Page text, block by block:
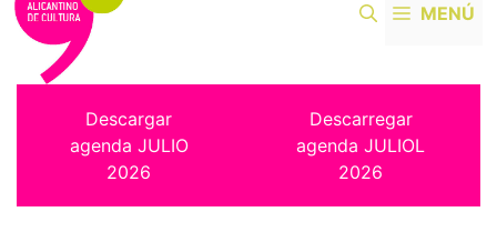
MENÚ
Descargar
agenda JULIO
2026
Descarregar
agenda JULIOL
2026